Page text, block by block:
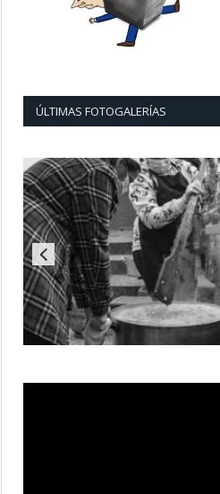
ÚLTIMAS FOTOGALERÍAS